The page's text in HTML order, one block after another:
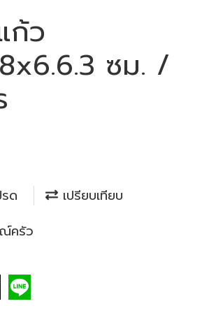
ก้ว
ซม. /
ด
เปรียบเทียบ
ครัว